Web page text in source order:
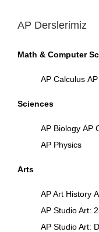
AP Derslerimiz
Math & Computer
AP Calculus
Sciences
AP Biology AP
AP Physics
Arts
AP Art History
AP Studio Art:
AP Studio Art: